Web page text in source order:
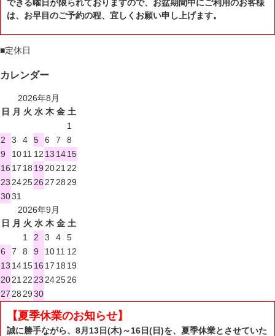
できる曜日が限られておりますので、お盆期間中にご利用のお客様
は、お早目のご予約の程、宜しくお願い申し上げます。
■定休日
カレンダー
2026年8月
日
月 火 水 木 金 土
1
2
3 4 5 6 7
8
9
1011 12 13 1415
16 17 18 19 2021 22
23 242526 27 28 29
3031
2026年9月
日
月 火 水 木 金 土
1
2 3 4
5
6
7 8 9 1011 12
13 141516 17 18 19
2021 22 23 242526
27 28 2930
【夏季休業のお知らせ】
誠に勝手ながら、8月13日(木)～16日(日)を、夏季休業とさせていた